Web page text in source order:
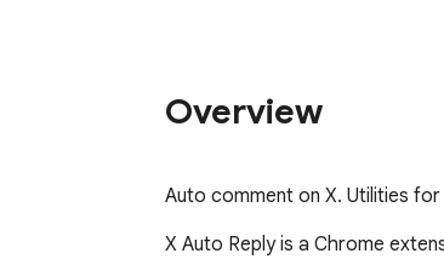
Overview
Auto comment on X. Utilities
X Auto Reply is a Chrome